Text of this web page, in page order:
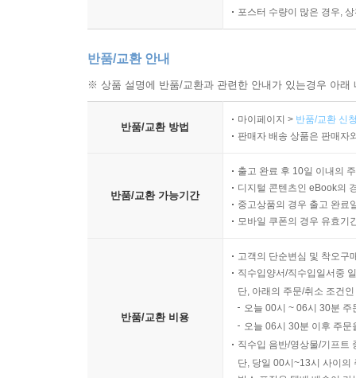
포스터 수량이 많은 경우,
반품/교환 안내
※ 상품 설명에 반품/교환과 관련한 안내가 있는경우 아
반품/교환 방법
마이페이지 > 반품/교환 신
판매자 배송 상품은 판매자
반품/교환 가능기간
출고 완료 후 10일 이내의
디지털 콘텐츠인 eBook의
중고상품의 경우 출고 완료
모바일 쿠폰의 경우 유효기
반품/교환 비용
고객의 단순변심 및 착오구
직수입양서/직수입일서중
단, 아래의 주문/취소 조건
오늘 00시 ~ 06시 30분
오늘 06시 30분 이후 주
직수입 음반/영상물/기프트
단, 당일 00시~13시 사이의